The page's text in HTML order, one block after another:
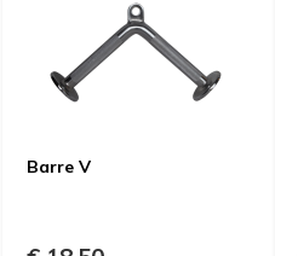
Barre V